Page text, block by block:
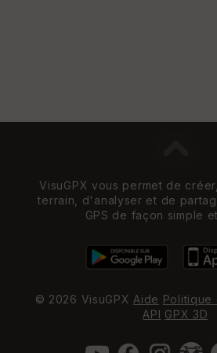
VisuGPX vous permet de
terrain, d'analyser et de
GPS de façon simple
© 2026 VisuGPX Aide Politique
API GPX 3D